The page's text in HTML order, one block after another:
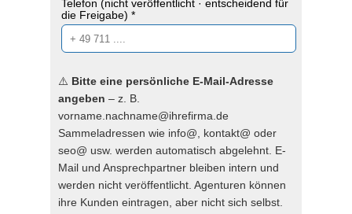
Telefon (nicht veröffentlicht · entscheidend für
die Freigabe) *
⚠️ Bitte eine persönliche E-Mail-Adresse
angeben – z. B.
vorname.nachname@ihrefirma.de
Sammeladressen wie info@, kontakt@ oder
seo@ usw. werden automatisch abgelehnt. E-
Mail und Ansprechpartner bleiben intern und
werden nicht veröffentlicht. Agenturen können
ihre Kunden eintragen, aber nicht sich selbst.